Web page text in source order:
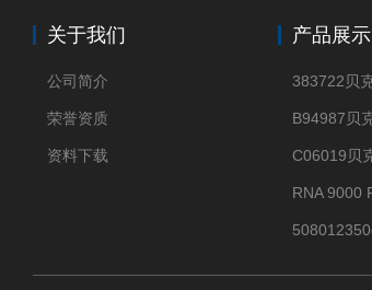
关于我们
公司简介
荣誉资质
资料下载
产品展示